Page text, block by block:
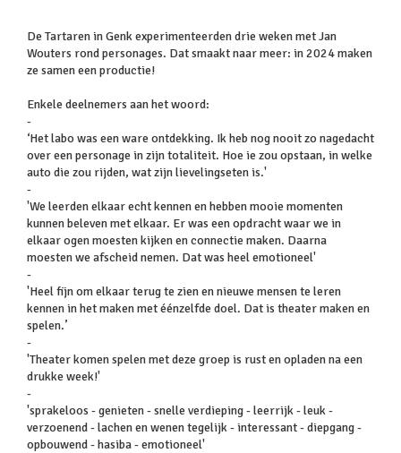
De Tartaren in Genk experimenteerden drie weken met Jan
Wouters rond personages. Dat smaakt naar meer: in 2024 maken
ze samen een productie!
Enkele deelnemers aan het woord:
-
‘Het labo was een ware ontdekking. Ik heb nog nooit zo nagedacht
over een personage in zijn totaliteit. Hoe ie zou opstaan, in welke
auto die zou rijden, wat zijn lievelingseten is.'
-
'We leerden elkaar echt kennen en hebben mooie momenten
kunnen beleven met elkaar. Er was een opdracht waar we in
elkaar ogen moesten kijken en connectie maken. Daarna
moesten we afscheid nemen. Dat was heel emotioneel'
-
'Heel fijn om elkaar terug te zien en nieuwe mensen te leren
kennen in het maken met éénzelfde doel. Dat is theater maken en
spelen.’
-
'Theater komen spelen met deze groep is rust en opladen na een
drukke week!'
-
'sprakeloos - genieten - snelle verdieping - leerrijk - leuk -
verzoenend - lachen en wenen tegelijk - interessant - diepgang -
opbouwend - hasiba - emotioneel'